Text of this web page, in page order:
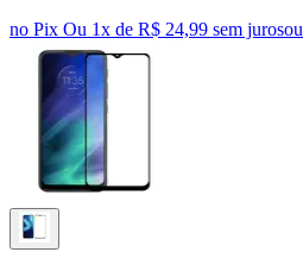
no Pix Ou 1x de R$ 24,99 sem jurosou